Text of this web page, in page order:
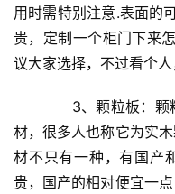
装
安
修
门
用时需特别注意.表面的
贵，定制一个柜门下来
议大家选择，不过看个人
3、颗粒板：颗
材，很多人也称它为实
材不只有一种，有国产
贵，国产的相对便宜一